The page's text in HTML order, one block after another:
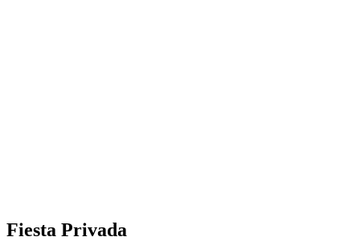
Fiesta Privada